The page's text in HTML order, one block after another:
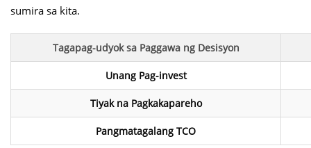
sumira sa kita.
Tagapag-udyok sa Paggawa ng Desisyon
Unang Pag-invest
Tiyak na Pagkakapareho
Pangmatagalang TCO